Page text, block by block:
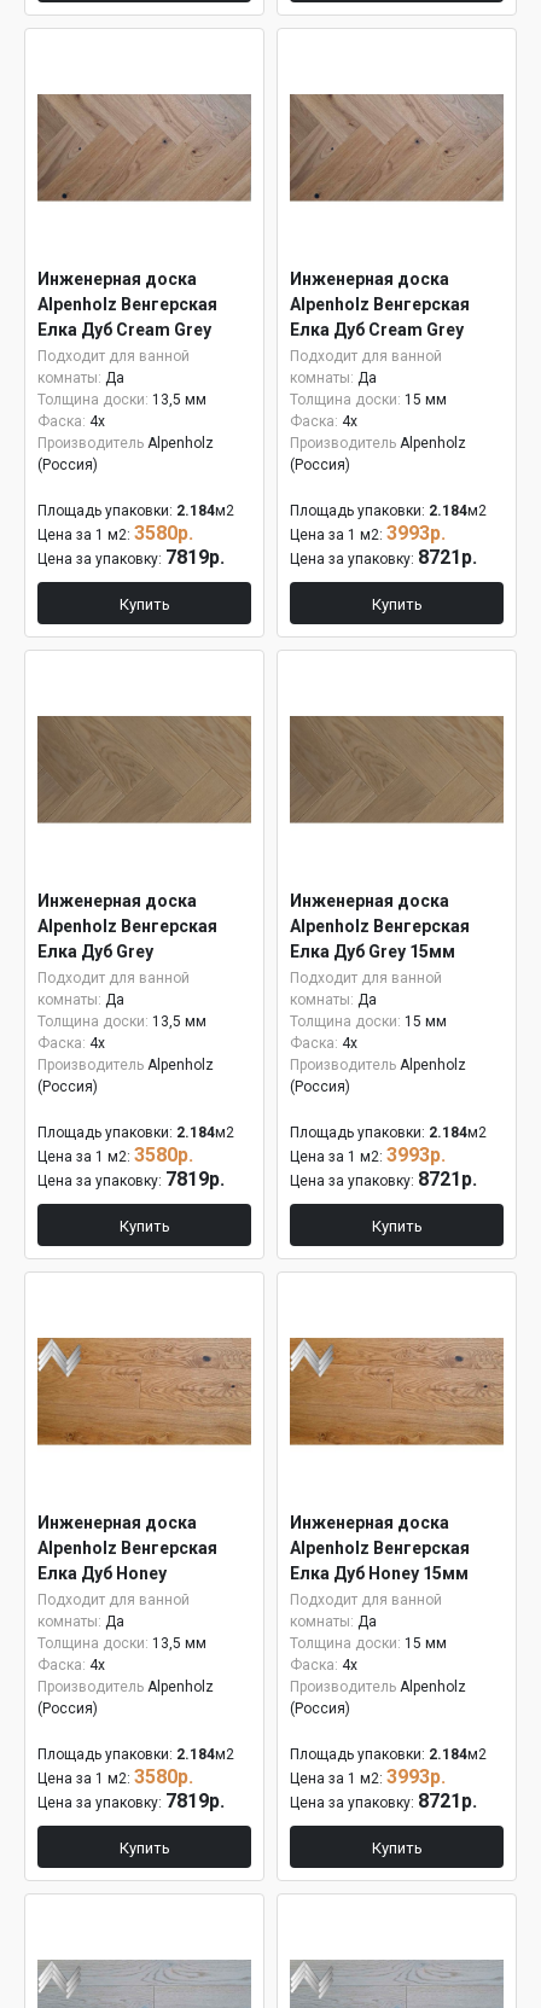
Инженерная доска
Alpenholz Венгерская
Елка Дуб Cream Grey
Подходит для ванной
комнаты: Да
Толщина доски: 13,5 мм
Фаска: 4x
Производитель Alpenholz
(Россия)
Площадь упаковки: 2.184м2
Цена за 1 м2: 3580р.
Цена за упаковку: 7819р.
Купить
Инженерная доска
Alpenholz Венгерская
Елка Дуб Cream Grey
15мм
Подходит для ванной
комнаты: Да
Толщина доски: 15 мм
Фаска: 4x
Производитель Alpenholz
(Россия)
Площадь упаковки: 2.184м2
Цена за 1 м2: 3993р.
Цена за упаковку: 8721р.
Купить
Инженерная доска
Alpenholz Венгерская
Елка Дуб Grey
Подходит для ванной
комнаты: Да
Толщина доски: 13,5 мм
Фаска: 4x
Производитель Alpenholz
(Россия)
Площадь упаковки: 2.184м2
Цена за 1 м2: 3580р.
Цена за упаковку: 7819р.
Купить
Инженерная доска
Alpenholz Венгерская
Елка Дуб Grey 15мм
Подходит для ванной
комнаты: Да
Толщина доски: 15 мм
Фаска: 4x
Производитель Alpenholz
(Россия)
Площадь упаковки: 2.184м2
Цена за 1 м2: 3993р.
Цена за упаковку: 8721р.
Купить
Инженерная доска
Alpenholz Венгерская
Елка Дуб Honey
Подходит для ванной
комнаты: Да
Толщина доски: 13,5 мм
Фаска: 4x
Производитель Alpenholz
(Россия)
Площадь упаковки: 2.184м2
Цена за 1 м2: 3580р.
Цена за упаковку: 7819р.
Купить
Инженерная доска
Alpenholz Венгерская
Елка Дуб Honey 15мм
Подходит для ванной
комнаты: Да
Толщина доски: 15 мм
Фаска: 4x
Производитель Alpenholz
(Россия)
Площадь упаковки: 2.184м2
Цена за 1 м2: 3993р.
Цена за упаковку: 8721р.
Купить